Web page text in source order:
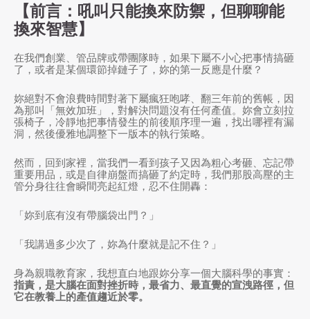
【前言：吼叫只能換來防禦，但聊聊能
換來智慧】
在我們創業、管品牌或帶團隊時，如果下屬不小心把事情搞砸
了，或者是某個環節掉鏈子了，妳的第一反應是什麼？
妳絕對不會浪費時間對著下屬瘋狂咆哮、翻三年前的舊帳，因
為那叫「無效加班」，對解決問題沒有任何產值。妳會立刻拉
張椅子，冷靜地把事情發生的前後順序理一遍，找出哪裡有漏
洞，然後優雅地調整下一版本的執行策略。
然而，回到家裡，當我們一看到孩子又因為粗心考砸、忘記帶
重要用品，或是自律崩盤而搞砸了約定時，我們那股高壓的主
管分身往往會瞬間亮起紅燈，忍不住開轟：
「妳到底有沒有帶腦袋出門？」
「我講過多少次了，妳為什麼就是記不住？」
身為親職教育家，我想直白地跟妳分享一個大腦科學的事實：
指責，是大腦在面對挫折時，最省力、最直覺的宣洩路徑，但
它在教養上的產值趨近於零。